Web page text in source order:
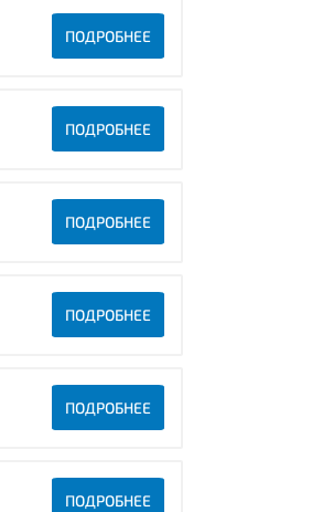
ПОДРОБНЕЕ
ПОДРОБНЕЕ
ПОДРОБНЕЕ
ПОДРОБНЕЕ
ПОДРОБНЕЕ
ПОДРОБНЕЕ